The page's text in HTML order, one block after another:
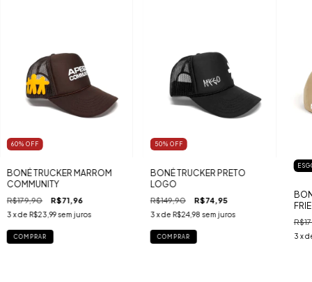
60% OFF
BONÉ TRUCKER MARROM
COMMUNITY
R$179,90 R$71,96
3 x de R$23,99sem juros
COMPRAR
50% OFF
BONÉ TRUCKER PRETO
LOGO
R$149,90 R$74,95
3 x de R$24,98 sem juros
COMPRAR 3 x